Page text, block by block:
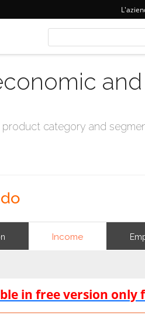
category and
Income
in free version only